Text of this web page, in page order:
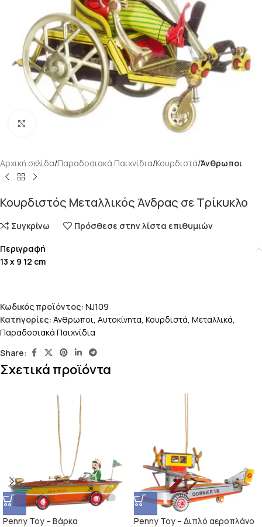
Αρχική σελίδα Παραδοσιακά Παιχνίδια Κουρδιστά Άνθρωποι
Κουρδιστός Μεταλλικός Άνδρας σε Τρίκυκλο
Συγκρίνω Πρόσθεσε στην λίστα επιθυμιών
Περιγραφή
13 x 9 12 cm
Κωδικός προϊόντος: NJ109
Κατηγορίες: Άνθρωποι, Αυτοκίνητα, Κουρδιστά, Μεταλλικά,
Παραδοσιακά Παιχνίδια
Share:
Σχετικά προϊόντα
Penny Toy – Βάρκα Penny Toy – Διπλό αεροπλάνο